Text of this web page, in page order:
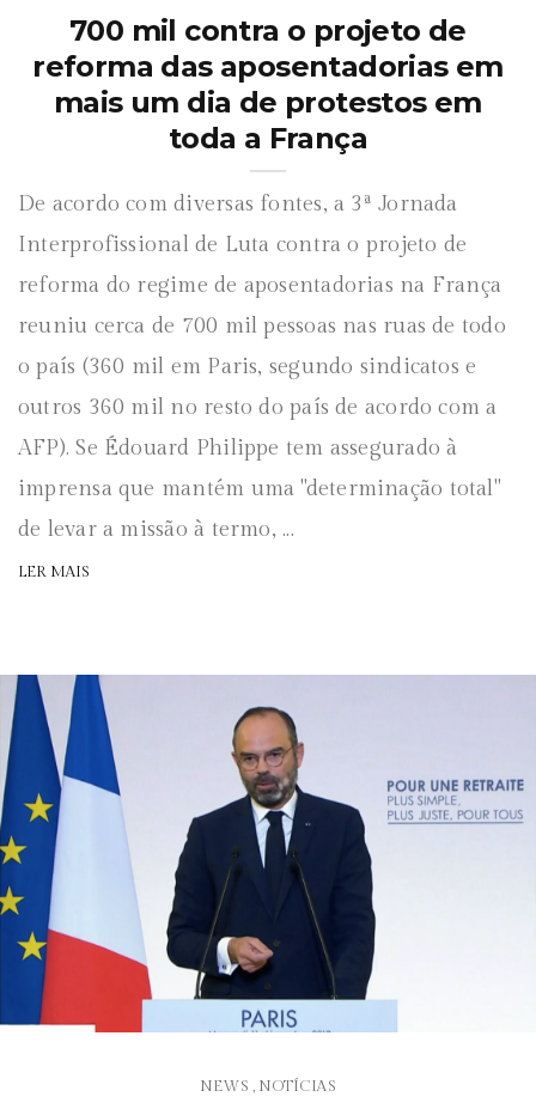
700 mil contra o projeto de
reforma das aposentadorias em
mais um dia de protestos em
toda a França
De acordo com diversas fontes, a 3ª Jornada
Interprofissional de Luta contra o projeto de
reforma do regime de aposentadorias na França
reuniu cerca de 700 mil pessoas nas ruas de todo
o país (360 mil em Paris, segundo sindicatos e
outros 360 mil no resto do país de acordo com a
AFP). Se Édouard Philippe tem assegurado à
imprensa que mantém uma "determinação total"
de levar a missão à termo, ...
LER MAIS
NEWS NOTÍCIAS